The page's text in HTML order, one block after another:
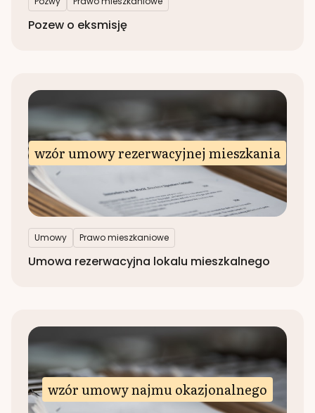
Pozew o eksmisję
wzór umowy rezerwacyjnej mieszkania
Umowy Prawo mieszkaniowe
Umowa rezerwacyjna lokalu mieszkalnego
wzór umowy najmu okazjonalnego